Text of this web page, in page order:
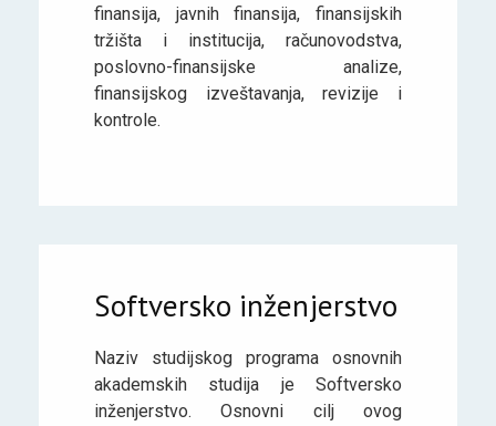
finansija, javnih finansija, finansijskih
tržišta i institucija, računovodstva,
poslovno-finansijske analize,
finansijskog izveštavanja, revizije i
kontrole.
Softversko inženjerstvo
Naziv studijskog programa osnovnih
akademskih studija je Softversko
inženjerstvo. Osnovni cilj ovog